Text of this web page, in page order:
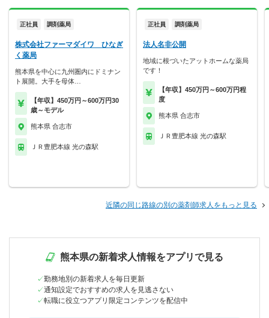
正社員 調剤薬局
株式会社ファーマダイワ ひなぎ
く薬局
熊本県を中心に九州圏内にドミナン
ト展開。大手を母体…
【年収】450万円～600万円30
歳～モデル
熊本県 合志市
ＪＲ豊肥本線 光の森駅
正社員 調剤薬局
法人名非公開
地域に根づいたアットホームな薬局
です！
【年収】450万円～600万円程
度
熊本県 合志市
ＪＲ豊肥本線 光の森駅
近隣の同じ路線の別の薬剤師求人をもっと見る
熊本県の新着求人情報をアプリで見る
勤務地別の新着求人を毎日更新
通知設定でおすすめの求人を見逃さない
転職に役立つアプリ限定コンテンツを配信中